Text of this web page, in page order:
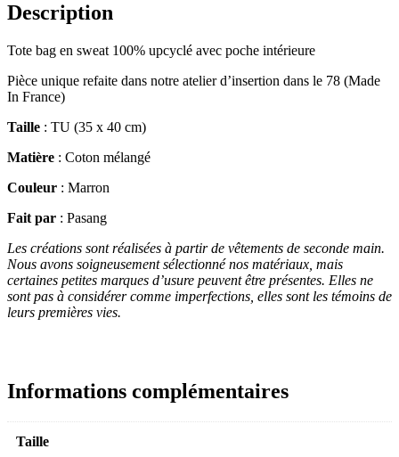
Description
Tote bag en sweat 100% upcyclé avec poche intérieure
Pièce unique refaite dans notre atelier d’insertion dans le 78 (Made
In France)
Taille : TU (35 x 40 cm)
Matière : Coton mélangé
Couleur : Marron
Fait par : Pasang
Les créations sont réalisées à partir de vêtements de seconde main.
Nous avons soigneusement sélectionné nos matériaux, mais
certaines petites marques d’usure peuvent être présentes. Elles ne
sont pas à considérer comme imperfections, elles sont les témoins de
leurs premières vies.
Informations complémentaires
Taille